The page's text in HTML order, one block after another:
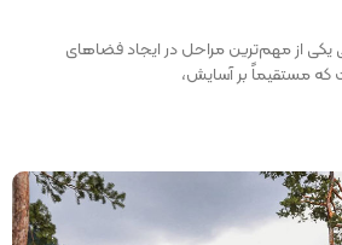
از مهم‌ترین مراحل در ایجاد فضاهای
مستقیماً بر آسایش،